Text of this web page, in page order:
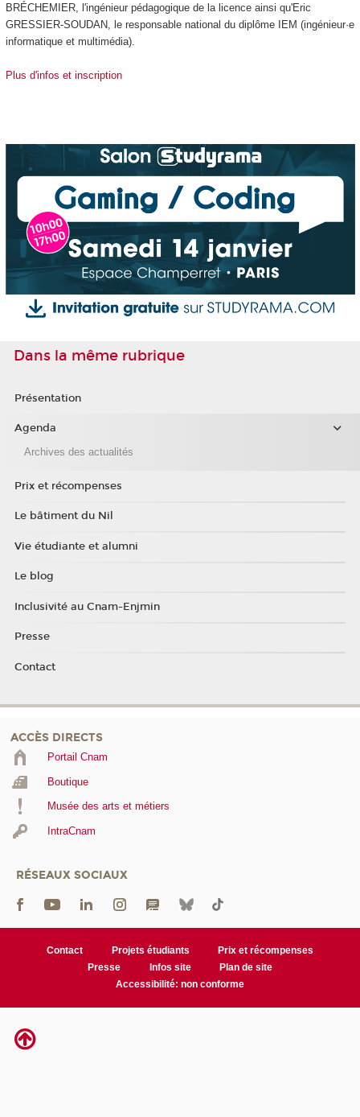
BRÉCHEMIER, l'ingénieur pédagogique de la licence ainsi qu'Eric
GRESSIER-SOUDAN, le responsable national du diplôme IEM (ingénieur·e
informatique et multimédia).
Plus d'infos et inscription
Dans la même rubrique
Présentation
Agenda
Archives des actualités
Prix et récompenses
Le bâtiment du Nil
Vie étudiante et alumni
Le blog
Inclusivité au Cnam-Enjmin
Presse
Contact
ACCÈS DIRECTS
Portail Cnam
Boutique
Musée des arts et métiers
IntraCnam
RÉSEAUX SOCIAUX
Contact Projets étudiants
Prix et récompenses
Presse
Infos site
Plan de site
Accessibilité: non conforme